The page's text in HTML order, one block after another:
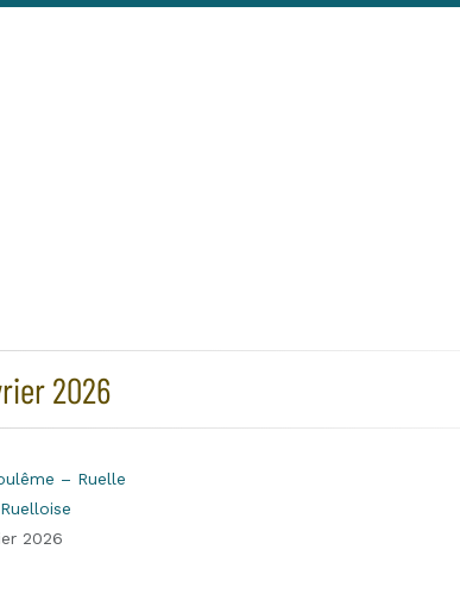
2026
– Ruelle
2026